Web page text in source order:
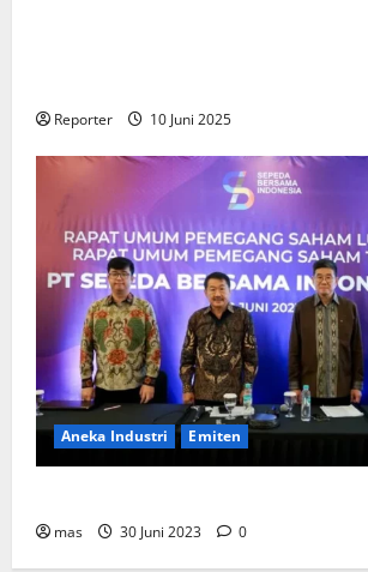
Reporter 10 Juni 2025
Aneka Industri Emiten
mas 30 Juni 2023 0